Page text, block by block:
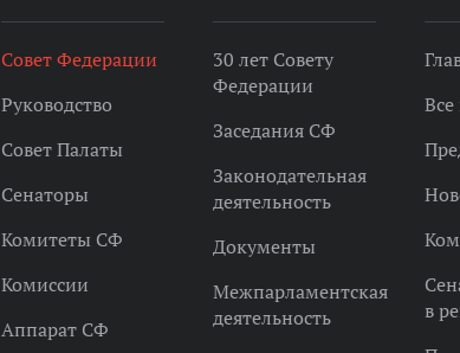
Совет Федерации
Руководство
Совет Палаты
Сенаторы
Комитеты СФ
Комиссии
Аппарат СФ
30 лет Совету
Федерации
Заседания СФ
Законодательная
деятельность
Документы
Межпарламентская
деятельность
Все
в